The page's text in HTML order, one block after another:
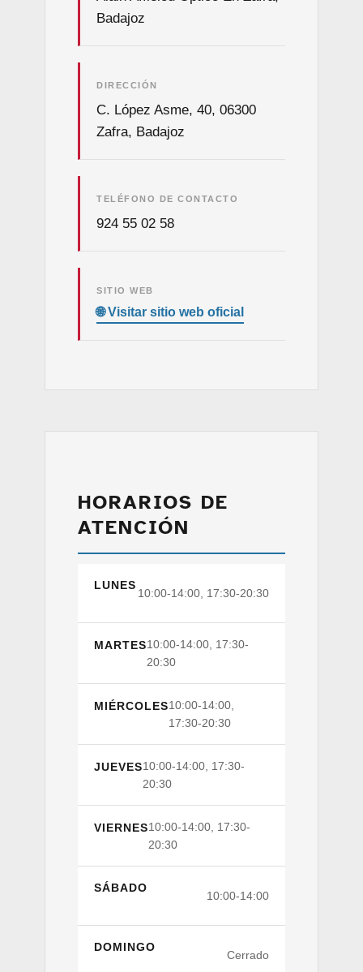
Badajoz
DIRECCIÓN
C. López Asme, 40, 06300
Zafra, Badajoz
TELÉFONO DE CONTACTO
924 55 02 58
SITIO WEB
HORARIOS DE
ATENCIÓN
LUNES
10:00-14:00, 17:30-20:30
MARTES10:00-14:00, 17:30-
20:30
MIÉRCOLES10:00-14:00,
17:30-20:30
JUEVES10:00-14:00, 17:30-
20:30
VIERNES10:00-14:00, 17:30-
20:30
SÁBADO
10:00-14:00
DOMINGO
Cerrado